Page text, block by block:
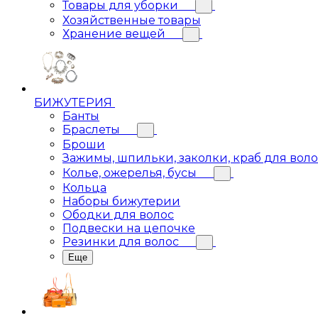
Товары для уборки
Хозяйственные товары
Хранение вещей
БИЖУТЕРИЯ
Банты
Браслеты
Броши
Зажимы, шпильки, заколки, краб для
Колье, ожерелья, бусы
Кольца
Наборы бижутерии
Ободки для волос
Подвески на цепочке
Резинки для волос
Еще